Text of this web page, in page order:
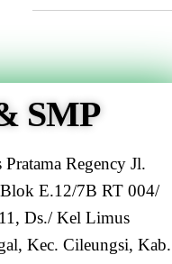
SMP
Regency Jl.
E.12/7B RT 004/
Ds./ Kel Limus
Kec. Cileungsi, Kab.